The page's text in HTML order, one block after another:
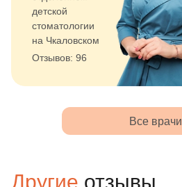
детской
стоматологии
на Чкаловском
Отзывов: 96
Все врачи
Другие отзывы